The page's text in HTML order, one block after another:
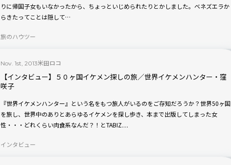
りに帰国子女もいなかったから、ちょっといじめられたりとかしました。ベネズエラか
らきたってことは隠して…
旅のハウツー
Nov. 1st, 2013米田ロコ
【インタビュー】５０ヶ国イケメン探しの旅／世界イケメンハンター・窪
咲子
『世界イケメンハンター』という名をもつ旅人がいるのをご存知だろうか？世界50ヶ国
を旅し、世界中のありとあらゆるイケメンを探し歩き、本まで出版してしまった女
性・・・どれくらい肉食系なんだ？！とTABIZ…
インタビュー